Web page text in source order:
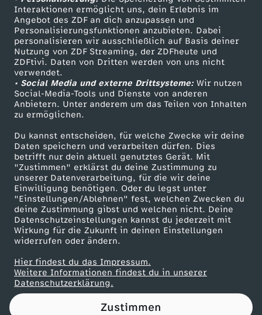
Interaktionen ermöglicht uns, dein Erlebnis im
Angebot des ZDF an dich anzupassen und
Personalisierungsfunktionen anzubieten. Dabei
personalisieren wir ausschließlich auf Basis deiner
Nutzung von ZDF Streaming, der ZDFheute und
ZDFtivi. Daten von Dritten werden von uns nicht
verwendet.
• Social Media und externe Drittsysteme:Wir nutzen
Social-Media-Tools und Dienste von anderen
Anbietern. Unter anderem um das Teilen von Inhalten
zu ermöglichen.
Du kannst entscheiden, für welche Zwecke wir deine
Daten speichern und verarbeiten dürfen. Dies
betrifft nur dein aktuell genutztes Gerät. Mit
"Zustimmen" erklärst du deine Zustimmung zu
unserer Datenverarbeitung, für die wir deine
Einwilligung benötigen. Oder du legst unter
"Einstellungen/Ablehnen" fest, welchen Zwecken du
deine Zustimmung gibst und welchen nicht. Deine
Datenschutzeinstellungen kannst du jederzeit mit
Wirkung für die Zukunft in deinen Einstellungen
widerrufen oder ändern.
Hier findest du das Impressum.
Weitere Informationen findest du in unserer
Datenschutzerklärung.
Zustimmen
u
m
0
7
.
O
k
t
o
b
e
Sendungen A-Z
TV-Programm
Hilfe
ZDF Unternehmen
Karriere
ZDF goes Schule
Werbefernsehen
Mainzelmännchen
Partner